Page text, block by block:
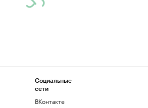
Социальные
сети
ВКонтакте